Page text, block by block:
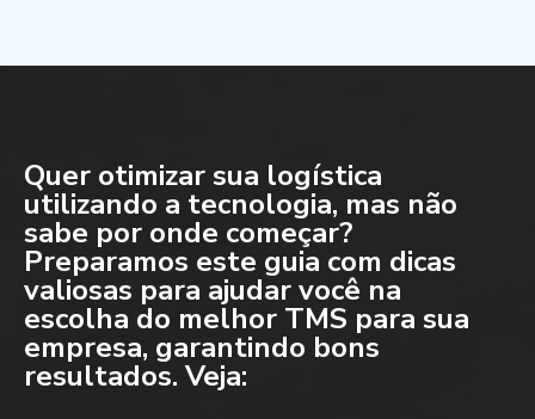
Quer otimizar sua logística
utilizando a tecnologia, mas não
sabe por onde começar?
Preparamos este guia com dicas
valiosas para ajudar você na
escolha do melhor TMS para sua
empresa, garantindo bons
resultados. Veja: